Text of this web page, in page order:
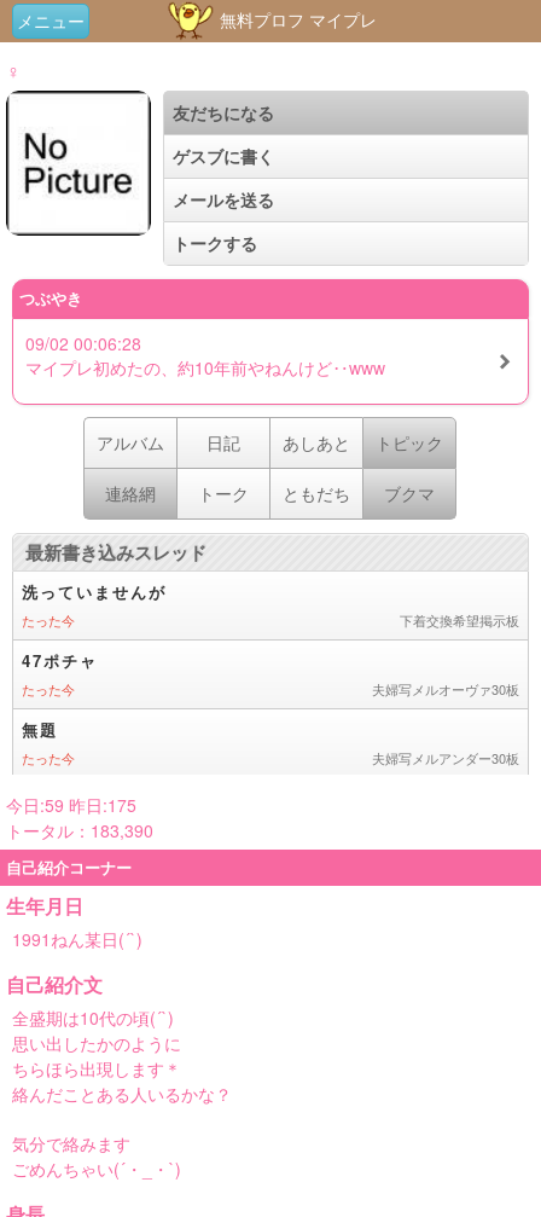
メニュー 無料プロフ マイプレ
♀
友だちになる
ゲスブに書く
メールを送る
トークする
つぶやき
09/02 00:06:28
マイプレ初めたの、約10年前やねんけど‥www
アルバム 日記 あしあと トピック
連絡網 トーク ともだち ブクマ
今日:59 昨日:175
トータル：183,390
自己紹介コーナー
生年月日
1991ねん某日(´`)
自己紹介文
全盛期は10代の頃(´`)
思い出したかのように
ちらほら出現します＊
絡んだことある人いるかな？
気分で絡みます
ごめんちゃい(´・_・`)